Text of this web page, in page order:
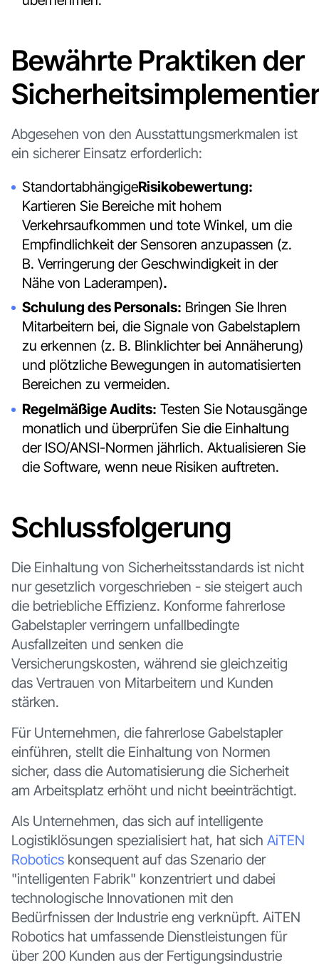
Bewährte Praktiken der
Abgesehen von den Ausstattungsmerkmalen ist
ein sicherer Einsatz erforderlich:
‍StandortabhängigeRisikobewertung:
Kartieren Sie Bereiche mit hohem
Verkehrsaufkommen und tote Winkel, um die
Empfindlichkeit der Sensoren anzupassen (z.
B. Verringerung der Geschwindigkeit in der
Nähe von Laderampen).‍
Schulung des Personals: Bringen Sie Ihren
Mitarbeitern bei, die Signale von Gabelstaplern
zu erkennen (z. B. Blinklichter bei Annäherung)
und plötzliche Bewegungen in automatisierten
Bereichen zu vermeiden.
Regelmäßige Audits: Testen Sie Notausgänge
monatlich und überprüfen Sie die Einhaltung
der ISO/ANSI-Normen jährlich. Aktualisieren Sie
die Software, wenn neue Risiken auftreten.
Schlussfolgerung
Die Einhaltung von Sicherheitsstandards ist nicht
nur gesetzlich vorgeschrieben - sie steigert auch
die betriebliche Effizienz. Konforme fahrerlose
Gabelstapler verringern unfallbedingte
Ausfallzeiten und senken die
Versicherungskosten, während sie gleichzeitig
das Vertrauen von Mitarbeitern und Kunden
stärken.
Für Unternehmen, die fahrerlose Gabelstapler
einführen, stellt die Einhaltung von Normen
sicher, dass die Automatisierung die Sicherheit
am Arbeitsplatz erhöht und nicht beeinträchtigt.
Als Unternehmen, das sich auf intelligente
Logistiklösungen spezialisiert hat, hat sich AiTEN
Roboticskonsequent auf das Szenario der
"intelligenten Fabrik" konzentriert und dabei
technologische Innovationen mit den
Bedürfnissen der Industrie eng verknüpft. AiTEN
Robotics hat umfassende Dienstleistungen für
über 200 Kunden aus der Fertigungsindustrie